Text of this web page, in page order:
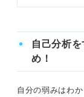
しょう。
自己分析
め！
自分の弱みはわ